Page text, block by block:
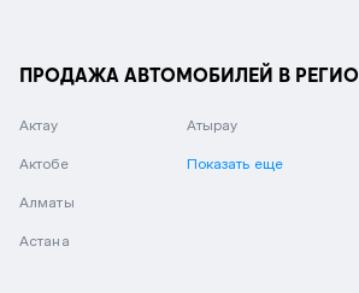
ПРОДАЖА АВТОМОБИЛЕЙ В
Актау
Актобе
Алматы
Астана
Атырау
Показать еще